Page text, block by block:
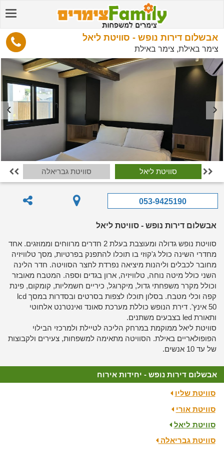
אבשלום דירות נופש - סוויטת ליאל
צימר באילת, צימר באילת
סוויטת ליאל סוויטת גבריאלה 

053-9425190
אבשלום דירות נופש - סוויטת ליאל
סוויטת נופש גדולה ומעוצבת בעלת 2 חדרים מרווחים וממוזגים. אחד
מחדרי השינה כולל ג'קוזי בו תוכלו להתפנק בפרטיות, מסך טלוויזיה
מחובר לכבלים וליהנות מיציאה נפרדת לחצר הסוויטה. חדר הלינה
השני כולל מיטה נוחה, טלוויזיה, ארון בגדים וספה. המטבח מאובזר
וכולל מקרר משפחתי גדול, מיקרוגל, כיריים חשמליות, קומקום, פינת
קפה וכלי מטבח. בסלון תוכלו לצפות בסרטים ובסדרות במסך lcd
50 אינץ'. דירת הנופש כוללת מערכת סאונד ואינטרנט אלחוטי
ותאורת led בצבעים משתנים.
סוויטת ליאל ממוקמת במרחק הליכה לטיילת ולמרכזי הבילוי
הפופולאריים באילת. הסוויטה מתאימה למשפחות, צעירים ולקבוצות
של עד 10 אנשים.
אבשלום דירות נופש - יחידות אירוח
סוויטת שליו
סוויטת אורי
סוויטת ליאל
סוויטת גבריאלה